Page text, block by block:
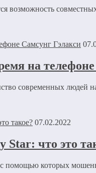
возможность
на
современных людей
07.02.2022
что это
помощью которых